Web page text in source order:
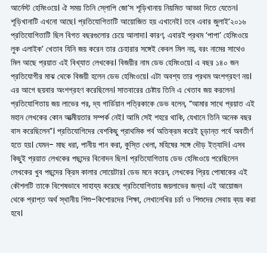
আর্নেস্ট হেমিংওয়ে। ঐ সময় তিনি স্লোপি জো’স শূড়িখানায় নিয়মিত আড্ডা দিতে যেতেন।
শূড়িখানাটি এখনো আছে। প্রতিযোগিতাটি আয়োজিত হয় এখানেই। তবে এবার জুলাই’২০১৬
প্রতিযোগিতাটি ছিল বিগত বছরগুলোর চেয়ে আলাদা। কারণ, এবারই প্রথম ‘পাপা’ হেমিংওয়ে
লুক এলাইক’ খেতাব যিনি জয় করেন তার চেহারার সঙ্গেই কেবল মিল নয়, বরং নামের সাথেও
মিল আছে প্রয়াত এই বিখ্যাত লেখকের। বিজয়ীর নাম ডেভ হেমিংওয়ে। এ বছর ১৪০ জন
প্রতিযোগীর মাঝ থেকে বিজয়ী হলেন ডেভ হেমিংওয়ে। এটা অবশ্য তার প্রথম অংশগ্রহণ নয়।
এর আগে ছয়বার অংশগ্রহণ করেছিলেন। সাতবারের চেষ্টায় তিনি এ খেতাব জয় করলেন।
প্রতিযোগিতায় জয় লাভের পর, দ্য গার্ডিয়ান পত্রিকাকে ডেভ বলেন, “আমার সাথে প্রয়াত এই
মহান লেখকের কোন আত্মীয়তার সম্পর্ক নেই। আমি সেই শহরে থাকি, যেখানে তিনি অনেক বছর
বাস করেছিলেন”। প্রতিযোগিদের বেশকিছু প্রাথমিক পর্ব অতিক্রম করেই চূড়ান্ত পর্বে অবতীর্ণ
হতে হয়। যেমন- মাছ ধরা, পানীয় পান করা, কুস্তি খেলা, মহিষের সঙ্গে দৌড় ইত্যাদি। এসব
কিছুই প্রয়াত লেখকের পছন্দের বিনোদন ছিল। প্রতিযোগিতায় ডেভ হেমিংওয়ে পরেছিলেন
লেখকের খুব পছন্দের ক্রিম কালার সোয়েটার। ডেভ মনে করেন, লেখকের প্রিয় পোষাকের এই
কৌশলটি তাকে বিশেষভাবে সাহায্য করেছে প্রতিযোগিতায় জয়লাভের জন্য। এই আয়োজন
থেকে প্রাপ্ত অর্থ স্থানীয় শিশু-কিশোরদের শিক্ষা, লেখালেখির চর্চা ও শিশুদের সেবায় ব্যয় করা
হবে।